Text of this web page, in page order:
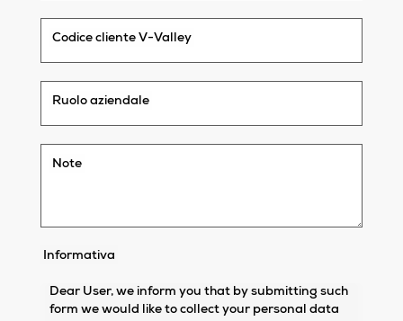
Codice cliente V-Valley
Ruolo aziendale
Note
Informativa
Dear User, we inform you that by submitting such
form we would like to collect your personal data